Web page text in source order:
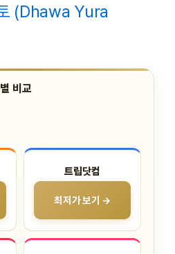
(Dhawa Yura
비교
트립닷컴
최저가 보기 →